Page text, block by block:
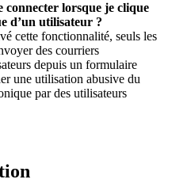
connecter lorsque je clique
d’un utilisateur ?
cette fonctionnalité, seuls les
des courriers
depuis un formulaire
une utilisation abusive du
par des utilisateurs